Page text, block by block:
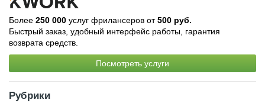
Более 250 000 услуг фрилансеров от500 руб.
Быстрый заказ, удобный интерфейс работы, гарантия
возврата средств.
Посмотреть услуги
Рубрики